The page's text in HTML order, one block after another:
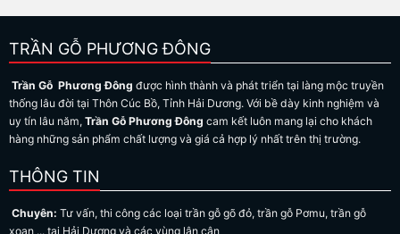
TRẦN GỖ PHƯƠNG ĐÔNG
Trần Gỗ Phương Đông được hình thành và phát triển tại làng mộc truyền
thống lâu đời tại Thôn Cúc Bồ, Tỉnh Hải Dương. Với bề dày kinh nghiệm và
uy tín lâu năm, Trần Gỗ Phương Đông cam kết luôn mang lại cho khách
hàng những sản phẩm chất lượng và giá cả hợp lý nhất trên thị trường.
THÔNG TIN
Chuyên: Tư vấn, thi công các loại trần gỗ gõ đỏ, trần gỗ Pơmu, trần gỗ
xoan ... tại Hải Dương và các vùng lân cận